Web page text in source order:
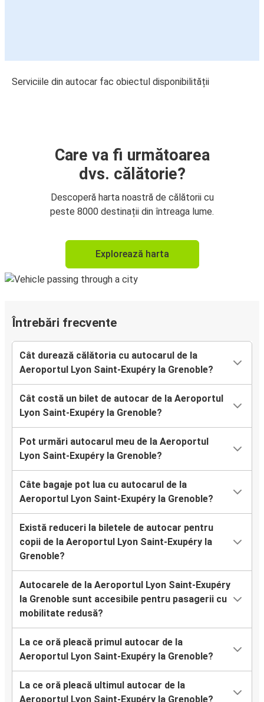
Serviciile din autocar fac obiectul disponibilității
Care va fi următoarea
dvs. călătorie?
Descoperă harta noastră de călătorii cu
peste 8000 destinații din întreaga lume.
Explorează harta
Întrebări frecvente
Cât durează călătoria cu autocarul de la
Aeroportul Lyon Saint-Exupéry la Grenoble?
Cât costă un bilet de autocar de la Aeroportul
Lyon Saint-Exupéry la Grenoble?
Pot urmări autocarul meu de la Aeroportul
Lyon Saint-Exupéry la Grenoble?
Câte bagaje pot lua cu autocarul de la
Aeroportul Lyon Saint-Exupéry la Grenoble?
Există reduceri la biletele de autocar pentru
copii de la Aeroportul Lyon Saint-Exupéry la
Grenoble?
Autocarele de la Aeroportul Lyon Saint-Exupéry
la Grenoble sunt accesibile pentru pasagerii cu
mobilitate redusă?
La ce oră pleacă primul autocar de la
Aeroportul Lyon Saint-Exupéry la Grenoble?
La ce oră pleacă ultimul autocar de la
Aeroportul Lyon Saint-Exupéry la Grenoble?